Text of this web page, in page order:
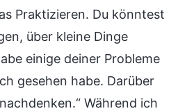
Praktizieren. Du könntest
über kleine Dinge
einige deiner Probleme
gesehen habe. Darüber
Während ich